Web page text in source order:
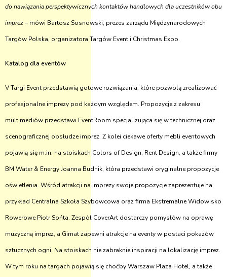
do nawiązania perspektywicznych kontaktów handlowych dla uczestników obu
imprez– mówi Bartosz Sosnowski, prezes zarządu Międzynarodowych
Targów Polska, organizatora Targów Event i Christmas Expo.
Katalog dla eventów
V Targi Event przedstawią gotowe rozwiązania, które pozwolą zrealizować
profesjonalne imprezy pod każdym względem. Propozycje z zakresu
multimediów przedstawi EventRoom specjalizująca się w technicznej oraz
scenograficznej obsłudze imprez. Z kolei ciekawe oferty mebli eventowych
pojawią się m.in. na stoiskach Colors of Design, Rent Design, a także firmy
BM Water & Energy Joanna Budnik, która przedstawi oryginalne propozycje
oświetlenia. Wśród atrakcji na imprezy swoje propozycje zaprezentuje na
przykład Centralna Szkoła Szybowcowa oraz firma Ekstremalne Widowisko
Rowerowe Piotr Sońta. Zespół CoverArt dostarczy pomysłów na oprawę
muzyczną imprez, a Gimat zapewni atrakcje na eventy w postaci pokazów
sztucznych ogni. Na stoiskach nie zabraknie inspiracji na lokalizację imprez.
W tym roku na targach pojawią się choćby Warszaw Plaza Hotel, a także